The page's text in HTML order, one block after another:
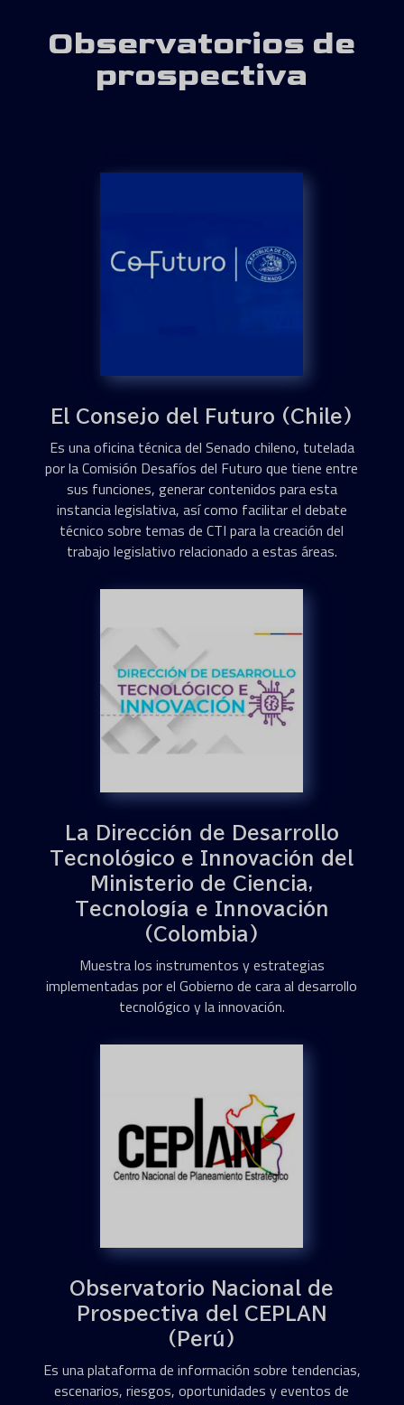
Observatorios de
prospectiva
El Consejo del Futuro (Chile)
Es una oficina técnica del Senado chileno, tutelada
por la Comisión Desafíos del Futuro que tiene entre
sus funciones, generar contenidos para esta
instancia legislativa, así como facilitar el debate
técnico sobre temas de CTI para la creación del
trabajo legislativo relacionado a estas áreas.
La Dirección de Desarrollo
Tecnológico e Innovación del
Ministerio de Ciencia,
Tecnología e Innovación
(Colombia)
Muestra los instrumentos y estrategias
implementadas por el Gobierno de cara al desarrollo
tecnológico y la innovación.
Observatorio Nacional de
Prospectiva del CEPLAN
(Perú)
Es una plataforma de información sobre tendencias,
escenarios, riesgos, oportunidades y eventos de